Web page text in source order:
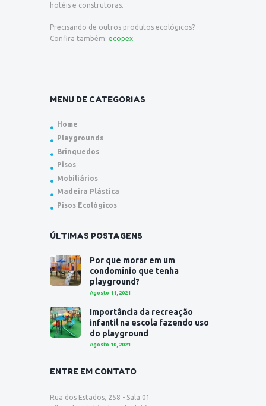
hotéis e construtoras.
Precisando de outros produtos ecológicos?
Confira também: ecopex
MENU DE CATEGORIAS
Home
Playgrounds
Brinquedos
Pisos
Mobiliários
Madeira Plástica
Pisos Ecológicos
ÚLTIMAS POSTAGENS
Por que morar em um
condomínio que tenha
playground?
Agosto 11, 2021
Importância da recreação
infantil na escola fazendo uso
do playground
Agosto 10, 2021
ENTRE EM CONTATO
Rua dos Estados, 258 - Sala 01